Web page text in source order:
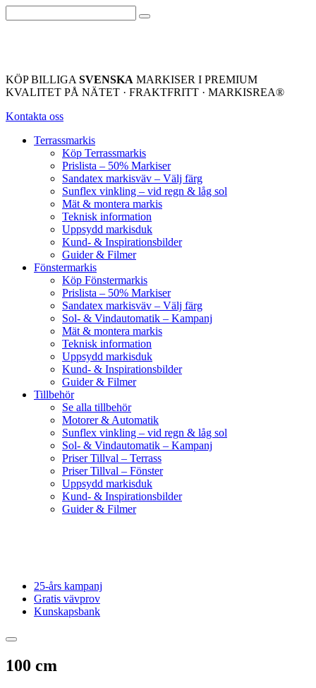
KÖP BILLIGA SVENSKA MARKISER I PREMIUM
KVALITET PÅ NÄTET · FRAKTFRITT · MARKISREA®
Kontakta oss
Terrassmarkis
Köp Terrassmarkis
Prislista – 50% Markiser
Sandatex markisväv – Välj färg
Sunflex vinkling – vid regn & låg sol
Mät & montera markis
Teknisk information
Uppsydd markisduk
Kund- & Inspirationsbilder
Guider & Filmer
Fönstermarkis
Köp Fönstermarkis
Prislista – 50% Markiser
Sandatex markisväv – Välj färg
Sol- & Vindautomatik – Kampanj
Mät & montera markis
Teknisk information
Uppsydd markisduk
Kund- & Inspirationsbilder
Guider & Filmer
Tillbehör
Se alla tillbehör
Motorer & Automatik
Sunflex vinkling – vid regn & låg sol
Sol- & Vindautomatik – Kampanj
Priser Tillval – Terrass
Priser Tillval – Fönster
Uppsydd markisduk
Kund- & Inspirationsbilder
Guider & Filmer
25-års kampanj
Gratis vävprov
Kunskapsbank
100 cm